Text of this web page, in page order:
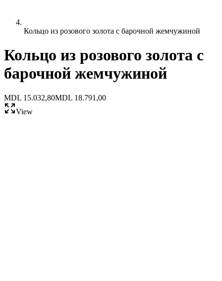
Кольцо из розового золота с барочной жемчужиной
Кольцо из розового золота с
барочной жемчужиной
MDL 15.032,80MDL 18.791,00
View